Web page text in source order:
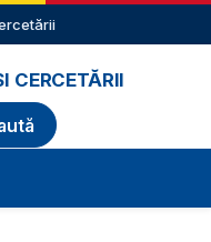
CERCETĂRII